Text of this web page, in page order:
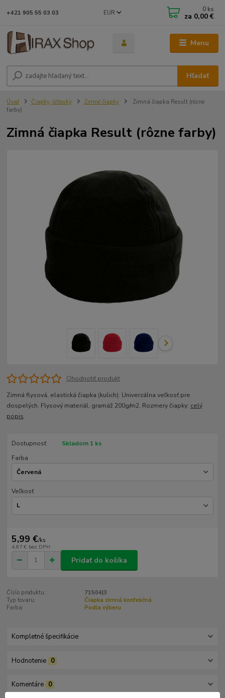
Menu
EUR
Hľadať
+421 905 55 03 03 0 ks
za 0,00 €
Úvod Čiapky, šiltovky Zimné čiapky
Zimná čiapka Result (rôzne
farby)
Zimná čiapka Result (rôzne farby)
Ohodnotiť produkt
Zimná flysová, elastická čiapka (kulich). Univerzálna veľkosť pre
dospelých. Flysový materiál, gramáž 200g/m2. Rozmery čiapky: celý
popis
Dostupnosť
Skladom 1 ks
Farba
Veľkosť
5,99 €/ks
4,87 € bez DPH
Pridať do košíka
Číslo produktu:
71504|3
Typ tovaru:
Čiapka zimná konfekčná
Farba:
Podľa výberu
Kompletné špecifikácie
Hodnotenie 0
Komentáre 0